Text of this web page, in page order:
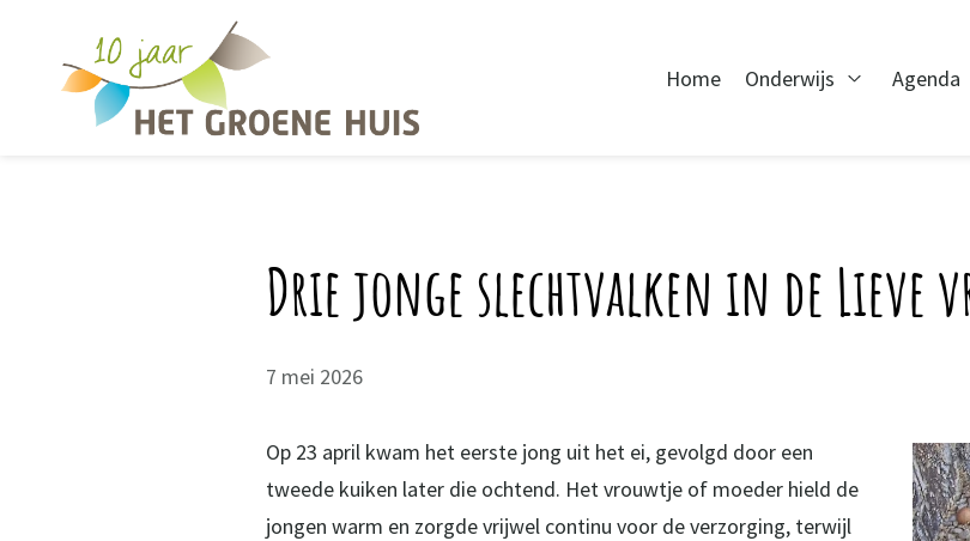
Overslaan en naar de inhoud gaan
Home
Onderwijs
Open
Agenda
Drie jonge slechtvalken in de Lieve
7 mei 2026
Op 23 april kwam het eerste jong uit het ei, gevolgd door een
tweede kuiken later die ochtend. Het vrouwtje of moeder hield de
jongen warm en zorgde vrijwel continu voor de verzorging, terwijl